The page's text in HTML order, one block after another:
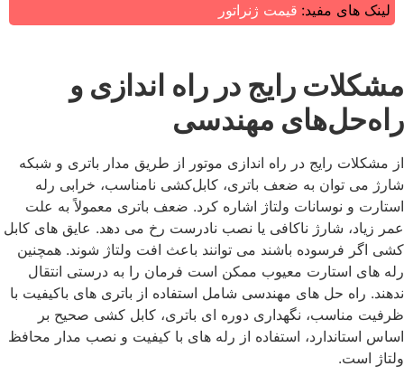
لینک های مفید: قیمت ژنراتور
مشکلات رایج در راه‌ اندازی و
راه‌حل‌های مهندسی
از مشکلات رایج در راه‌ اندازی موتور از طریق مدار باتری و شبکه
شارژ می ‌توان به ضعف باتری، کابل‌کشی نامناسب، خرابی رله
استارت و نوسانات ولتاژ اشاره کرد. ضعف باتری معمولاً به علت
عمر زیاد، شارژ ناکافی یا نصب نادرست رخ می ‌دهد. عایق ‌های کابل
‌کشی اگر فرسوده باشند می ‌توانند باعث افت ولتاژ شوند. همچنین
رله‌ های استارت معیوب ممکن است فرمان را به درستی انتقال
ندهند. راه‌ حل های مهندسی شامل استفاده از باتری ‌های باکیفیت با
ظرفیت مناسب، نگهداری دوره ‌ای باتری، کابل ‌کشی صحیح بر
اساس استاندارد، استفاده از رله ‌های با کیفیت و نصب مدار محافظ
ولتاژ است.